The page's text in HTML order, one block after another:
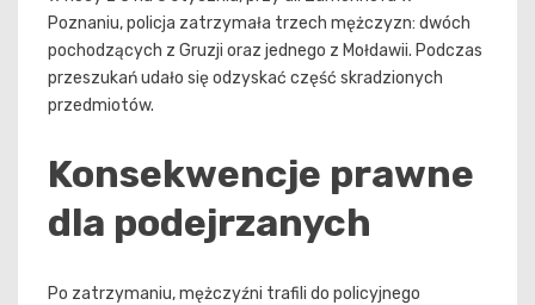
Poznaniu, policja zatrzymała trzech mężczyzn: dwóch
pochodzących z Gruzji oraz jednego z Mołdawii. Podczas
przeszukań udało się odzyskać część skradzionych
przedmiotów.
Konsekwencje prawne
dla podejrzanych
Po zatrzymaniu, mężczyźni trafili do policyjnego